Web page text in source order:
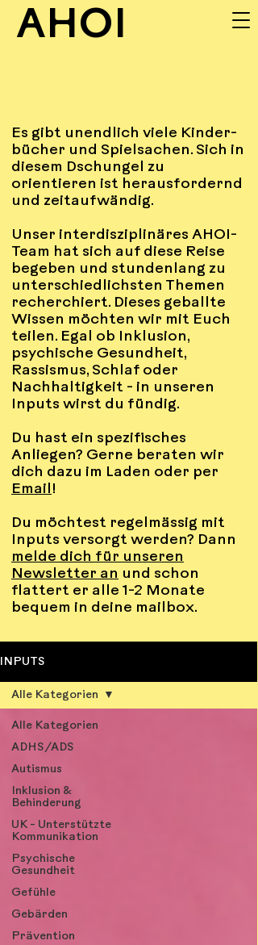
AHOI
INPUTS
Es gibt unendlich viele Kinder-
bücher und Spielsachen. Sich in
diesem Dschungel zu
orientieren ist herausfordernd
und zeitaufwändig.
Unser interdisziplinäres AHOI-
Team hat sich auf diese Reise
begeben und stundenlang zu
unterschiedlichsten Themen
recherchiert. Dieses geballte
Wissen möchten wir mit Euch
teilen. Egal ob Inklusion,
psychische Gesundheit,
Rassismus, Schlaf oder
Nachhaltigkeit - in unseren
Inputs wirst du fündig.
Du hast ein spezifisches
Anliegen? Gerne beraten wir
dich dazu im Laden oder per
Email !
Du möchtest regelmässig mit
Inputs versorgt werden? Dann
melde dich für unseren
Newsletter an und schon
flattert er alle 1-2 Monate
bequem in deine mailbox.
INPUTS
Alle Kategorien
ADHS/ADS
Autismus
Inklusion &
Behinderung
UK - Unterstützte
Kommunikation
Psychische
Gesundheit
Gefühle
Gebärden
Prävention
Alle Kategorien